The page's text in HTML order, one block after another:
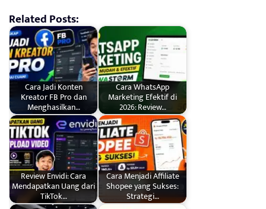
Related Posts:
Cara Jadi Konten
Kreator FB Pro dan
Menghasilkan…
Cara WhatsApp
Marketing Efektif di
2026: Review…
Review Envidi: Cara
Mendapatkan Uang dari
TikTok…
Cara Menjadi Affiliate
Shopee yang Sukses:
Strategi…